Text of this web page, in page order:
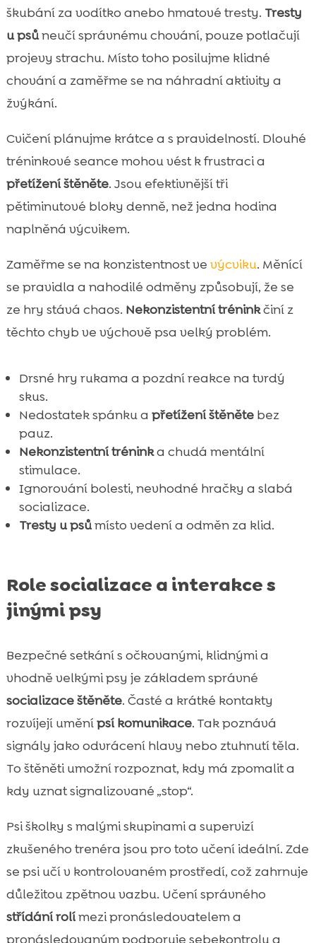
škubání za vodítko anebo hmatové tresty. Tresty
u psůneučí správnému chování, pouze potlačují
projevy strachu. Místo toho posilujme klidné
chování a zaměřme se na náhradní aktivity a
žvýkání.
Cvičení plánujme krátce a s pravidelností. Dlouhé
tréninkové seance mohou vést k frustraci a
přetížení štěněte. Jsou efektivnější tři
pětiminutové bloky denně, než jedna hodina
naplněná výcvikem.
Zaměřme se na konzistentnost ve výcviku. Měnící
se pravidla a nahodilé odměny způsobují, že se
ze hry stává chaos. Nekonzistentní tréninkčiní z
těchto chyb ve výchově psa velký problém.
Drsné hry rukama a pozdní reakce na tvrdý
skus.
Nedostatek spánku a přetížení štěnětebez
pauz.
Nekonzistentní tréninka chudá mentální
stimulace.
Ignorování bolesti, nevhodné hračky a slabá
socializace.
Tresty u psůmísto vedení a odměn za klid.
Role socializace a interakce s
jinými psy
Bezpečné setkání s očkovanými, klidnými a
vhodně velkými psy je základem správné
socializace štěněte. Časté a krátké kontakty
rozvíjejí uměnípsí komunikace. Tak poznává
signály jako odvrácení hlavy nebo ztuhnutí těla.
To štěněti umožní rozpoznat, kdy má zpomalit a
kdy uznat signalizované „stop“.
Psi školky s malými skupinami a supervizí
zkušeného trenéra jsou pro toto učení ideální. Zde
se psi učí v kontrolovaném prostředí, což zahrnuje
důležitou zpětnou vazbu. Učení správného
střídání rolímezi pronásledovatelem a